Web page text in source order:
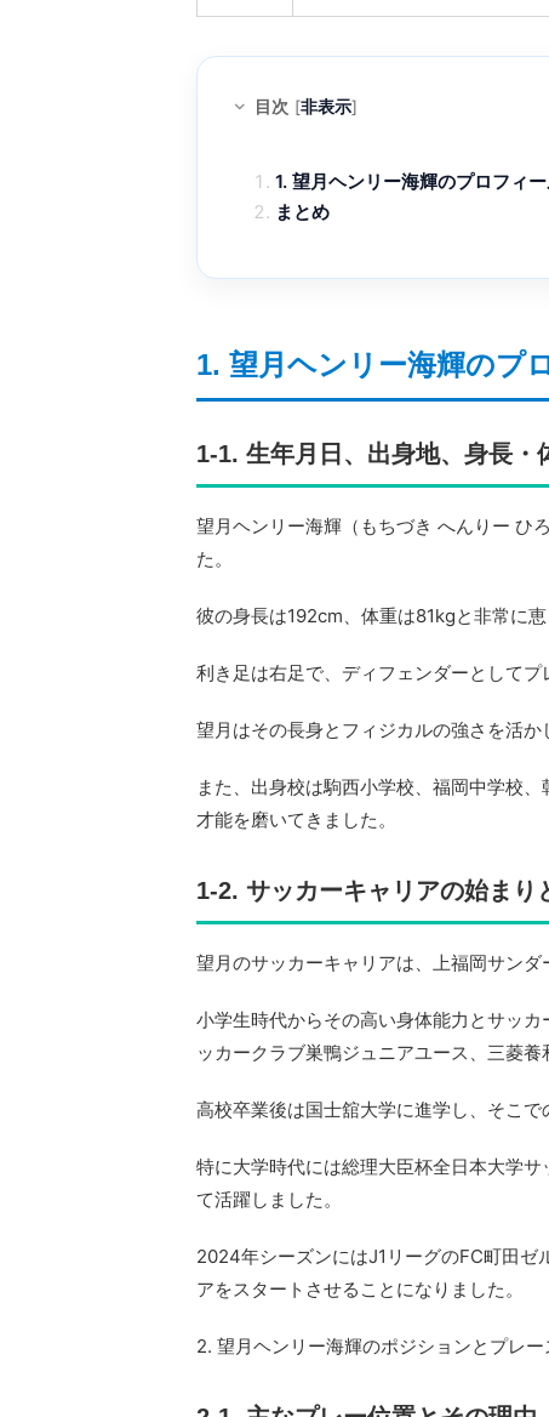
目次 [非表示]
1. 望月ヘンリー海輝のプロフィ
まとめ
1. 望月ヘンリー海輝のプ
1-1. 生年月日、出身地、身長・
望月ヘンリー海輝（もちづき へんりー ひ
た。
彼の身長は192cm、体重は81kgと非常に恵
利き足は右足で、ディフェンダーとしてプ
望月はその長身とフィジカルの強さを活か
また、出身校は駒西小学校、福岡中学校
才能を磨いてきました。
1-2. サッカーキャリアの始まり
望月のサッカーキャリアは、上福岡サンダ
小学生時代からその高い身体能力とサッ
ッカークラブ巣鴨ジュニアユース、三菱養
高校卒業後は国士舘大学に進学し、そこで
特に大学時代には総理大臣杯全日本大学
て活躍しました。
2024年シーズンにはJ1リーグのFC町田ゼ
アをスタートさせることになりました。
2. 望月ヘンリー海輝のポジションとプレ